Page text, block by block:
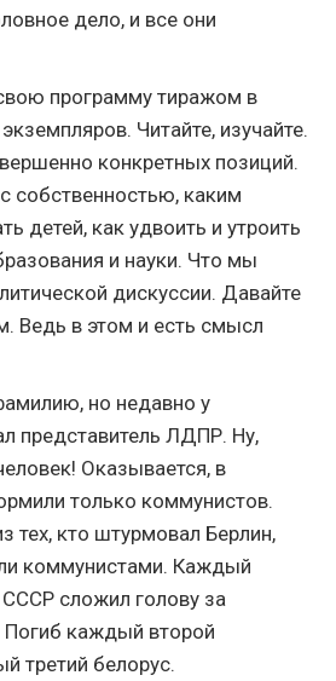
дело, и все они
программу тиражом в
Читайте, изучайте.
конкретных позиций.
собственностью, каким
детей, как удвоить и утроить
и науки. Что мы
дискуссии. Давайте
Ведь в этом и есть смысл
но недавно у
представитель ЛДПР. Ну,
Оказывается, в
только коммунистов.
тех, кто штурмовал Берлин,
коммунистами. Каждый
сложил голову за
Погиб каждый второй
третий белорус.